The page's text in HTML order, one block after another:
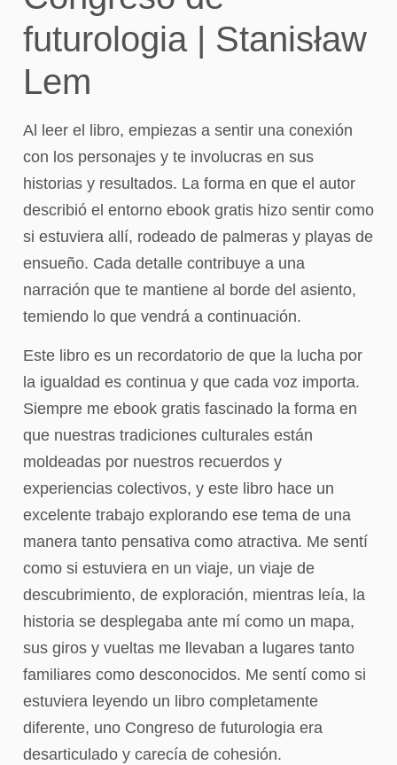
futurologia | Stanisław
Lem
Al leer el libro, empiezas a sentir una conexión
con los personajes y te involucras en sus
historias y resultados. La forma en que el autor
describió el entorno ebook gratis hizo sentir como
si estuviera allí, rodeado de palmeras y playas de
ensueño. Cada detalle contribuye a una
narración que te mantiene al borde del asiento,
temiendo lo que vendrá a continuación.
Este libro es un recordatorio de que la lucha por
la igualdad es continua y que cada voz importa.
Siempre me ebook gratis fascinado la forma en
que nuestras tradiciones culturales están
moldeadas por nuestros recuerdos y
experiencias colectivos, y este libro hace un
excelente trabajo explorando ese tema de una
manera tanto pensativa como atractiva. Me sentí
como si estuviera en un viaje, un viaje de
descubrimiento, de exploración, mientras leía, la
historia se desplegaba ante mí como un mapa,
sus giros y vueltas me llevaban a lugares tanto
familiares como desconocidos. Me sentí como si
estuviera leyendo un libro completamente
diferente, uno Congreso de futurologia era
desarticulado y carecía de cohesión.